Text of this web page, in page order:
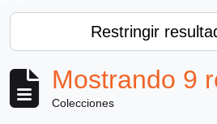
Restringir
Mostrando 9
Colecciones